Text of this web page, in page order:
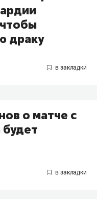
драку
о матче с